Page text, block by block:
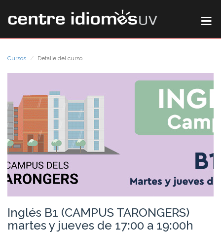
Cursos Detalle del curso
Inglés B1 (CAMPUS TARONGERS)
martes y jueves de 17 :00 a 19:00h